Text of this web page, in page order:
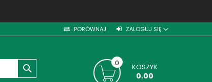
PORÓWNAJ ZALOGUJ SIĘ
KOSZYK
0.00
0